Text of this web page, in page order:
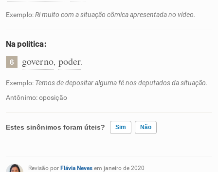
Exemplo:Ri muito com a situação cômica apresentada no vídeo.
Na política:
6 governo, poder.
Exemplo: Temos de depositar alguma fé nos deputados da situação.
Antônimo: oposição
Estes sinônimos foram úteis? Sim Não
Revisão por Flávia Neves em janeiro de 2020